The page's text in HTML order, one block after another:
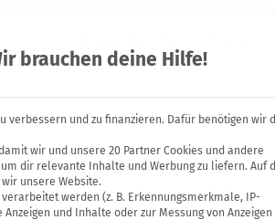
brauchen deine Hilfe!
verbessern und zu finanzieren. Dafür benötigen wir
wir und unsere 20 Partner Cookies und andere
dir relevante Inhalte und Werbung zu liefern. Auf
unsere Website.
werden (z. B. Erkennungsmerkmale, IP-
und Inhalte oder zur Messung von Anzeigen